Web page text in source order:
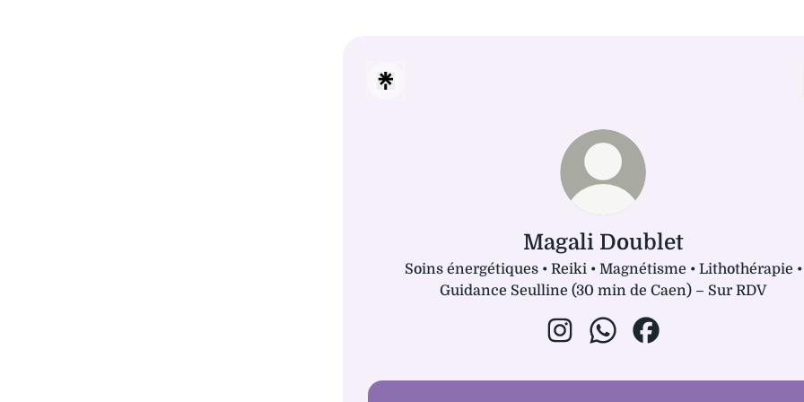
Magali Doublet
Soins énergétiques • Reiki • Magnétisme • Lithothérapie •
Guidance Seulline (30 min de Caen) – Sur RDV